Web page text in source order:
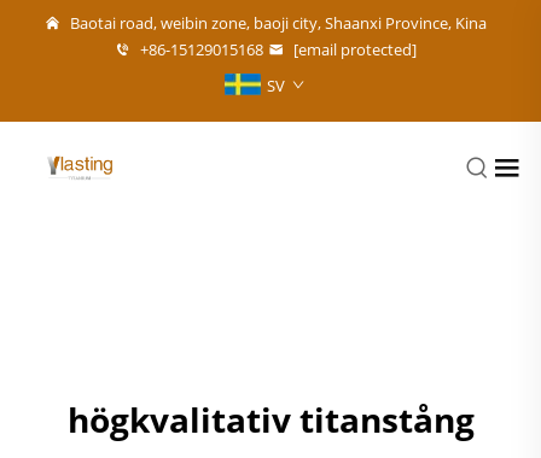
Baotai road, weibin zone, baoji city, Shaanxi Province, Kina
+86-15129015168
[email protected]
SV
högkvalitativ titanstång